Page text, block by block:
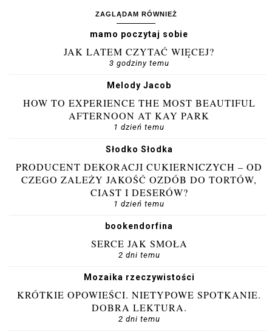
ZAGLĄDAM RÓWNIEŻ
mamo poczytaj sobie
JAK LATEM CZYTAĆ WIĘCEJ?
3 godziny temu
Melody Jacob
HOW TO EXPERIENCE THE MOST BEAUTIFUL
AFTERNOON AT KAY PARK
1 dzień temu
Słodko Słodka
PRODUCENT DEKORACJI CUKIERNICZYCH – OD
CZEGO ZALEŻY JAKOŚĆ OZDÓB DO TORTÓW,
CIAST I DESERÓW?
1 dzień temu
bookendorfina
SERCE JAK SMOŁA
2 dni temu
Mozaika rzeczywistości
KRÓTKIE OPOWIEŚCI. NIETYPOWE SPOTKANIE.
DOBRA LEKTURA.
2 dni temu